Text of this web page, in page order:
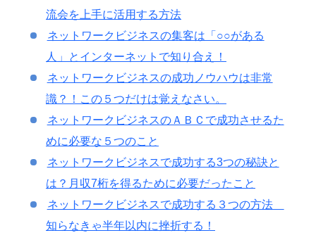
流会を上手に活用する方法
ネットワークビジネスの集客は「○○がある
人」とインターネットで知り合え！
ネットワークビジネスの成功ノウハウは非常
識？！この５つだけは覚えなさい。
ネットワークビジネスのＡＢＣで成功させるた
めに必要な５つのこと
ネットワークビジネスで成功する3つの秘訣と
は？月収7桁を得るために必要だったこと
ネットワークビジネスで成功する３つの方法
知らなきゃ半年以内に挫折する！